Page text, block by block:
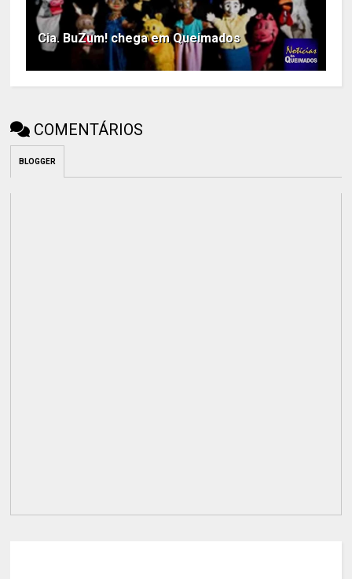
Cia. BuZum! chega em Queimados
COMENTÁRIOS
BLOGGER